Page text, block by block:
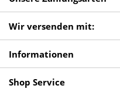
Wir versenden mit:
Informationen
Shop Service